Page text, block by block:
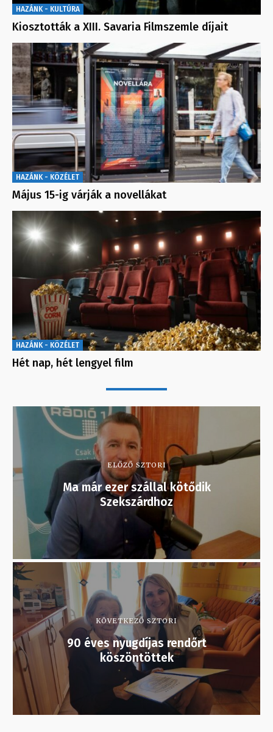
HAZÁNK - KULTÚRA
Kiosztották a XIII. Savaria Filmszemle díjait
HAZÁNK - KÖZÉLET
Május 15-ig várják a novellákat
HAZÁNK - KÖZÉLET
Hét nap, hét lengyel film
ELŐZŐ SZTORI
Ma már ezer szállal kötődik
Szekszárdhoz
KÖVETKEZŐ SZTORI
90 éves nyugdíjas rendőrt
köszöntöttek